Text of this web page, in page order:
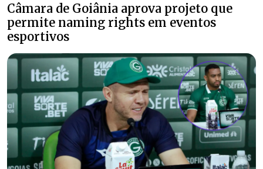
Câmara de Goiânia aprova projeto que
permite naming rights em eventos
esportivos